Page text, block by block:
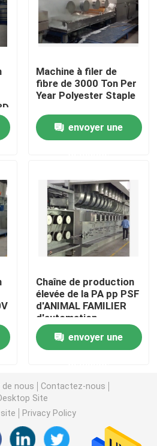
de stenter
chaud
textile
tissu
de textile
boucle
plus sèche
Machine à filer de
fibre de 3000 Ton Per
Year Polyester Staple
envoyer une
Chaîne de production
élevée de la PA pp PSF
d'ANIMAL FAMILIER
d'automation
envoyer une
de nous
Contactez-nous
Site
site
Privacy Policy